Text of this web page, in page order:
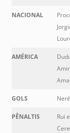
NACIONAL
AMÉRICA
GOLS
PÊNALTIS
Rui